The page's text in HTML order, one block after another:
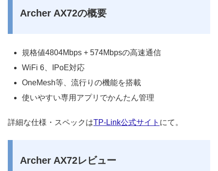
Archer AX72の概要
規格値4804Mbps + 574Mbpsの高速通信
WiFi 6、IPoE対応
OneMesh等、流行りの機能を搭載
使いやすい専用アプリでかんたん管理
詳細な仕様・スペックはTP-Link公式サイト にて。
Archer AX72レビュー